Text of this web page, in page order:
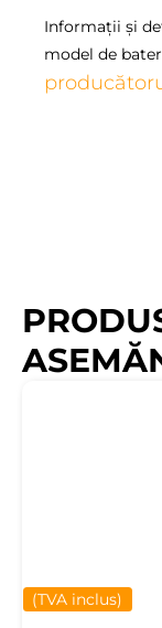
Informații și
model de
(TVA inclus)